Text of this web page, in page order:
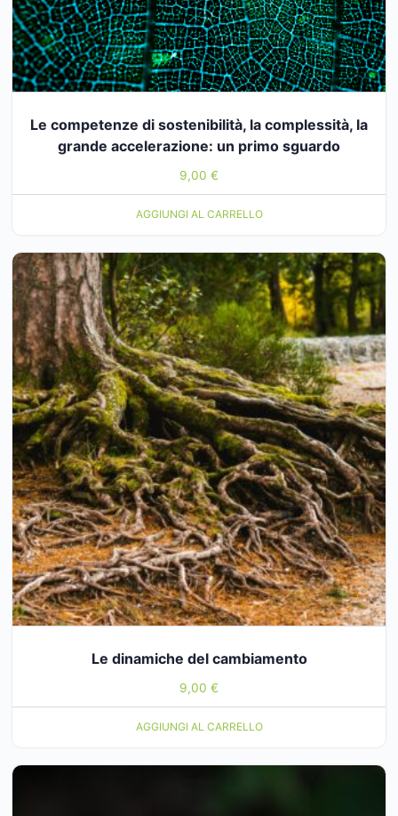
Le competenze di sostenibilità, la complessità, la
grande accelerazione: un primo sguardo
9,00 €
AGGIUNGI AL CARRELLO
Le dinamiche del cambiamento
9,00 €
AGGIUNGI AL CARRELLO